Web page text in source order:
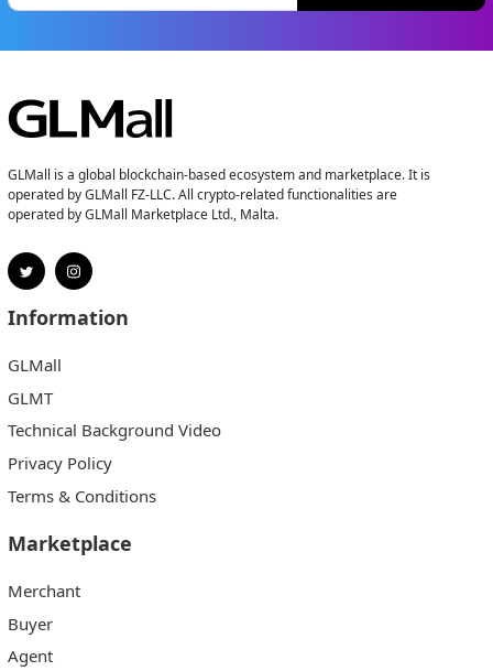
GLMall is a global blockchain-based ecosystem and marketplace. It is
operated by GLMall FZ-LLC. All crypto-related functionalities are
operated by GLMall Marketplace Ltd., Malta.
Information
GLMall
GLMT
Technical Background Video
Privacy Policy
Terms & Conditions
Marketplace
Merchant
Buyer
Agent